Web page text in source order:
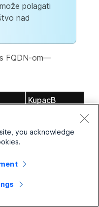
polagati
nad
FQDN-om—
KupacB
na
Unified Border
you acknowledge